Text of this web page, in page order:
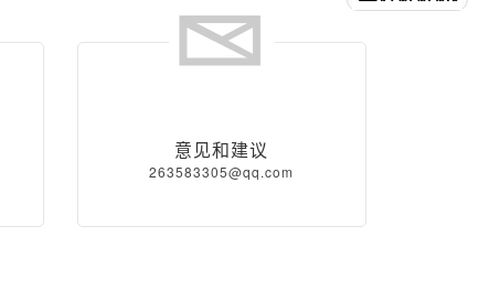
意见和建议
263583305@qq.com